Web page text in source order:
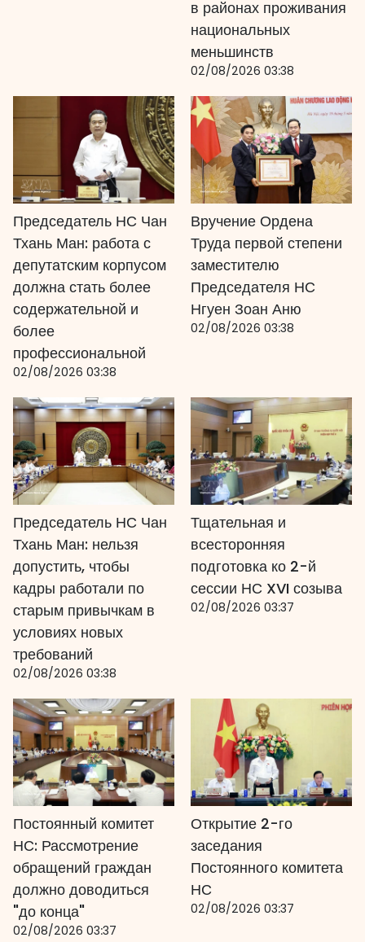
в районах проживания
национальных
меньшинств
02/08/2026 03:38
Председатель НС Чан
Тхань Ман: работа с
депутатским корпусом
должна стать более
содержательной и
более
профессиональной
02/08/2026 03:38
Вручение Ордена
Труда первой степени
заместителю
Председателя НС
Нгуен Зоан Аню
02/08/2026 03:38
Председатель НС Чан
Тхань Ман: нельзя
допустить, чтобы
кадры работали по
старым привычкам в
условиях новых
требований
02/08/2026 03:38
Тщательная и
всесторонняя
подготовка ко 2-й
сессии НС XVI созыва
02/08/2026 03:37
Постоянный комитет
НС: Рассмотрение
обращений граждан
должно доводиться
"до конца"
02/08/2026 03:37
Открытие 2-го
заседания
Постоянного комитета
НС
02/08/2026 03:37